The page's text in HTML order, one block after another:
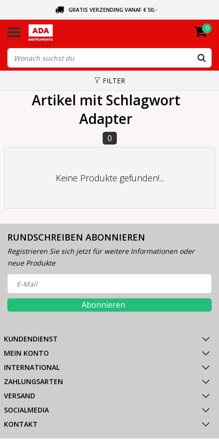
GRATIS VERZENDING VANAF € 50,-
VANDAAG BESTELD, VANDAAG VERZONDEN
0
FILTER
Artikel mit Schlagwort
Adapter
0
Keine Produkte gefunden!...
RUNDSCHREIBEN ABONNIEREN
Registrieren Sie sich jetzt für weitere Informationen oder
neue Produkte
Abonnieren
KUNDENDIENST
MEIN KONTO
INTERNATIONAL
ZAHLUNGSARTEN
VERSAND
SOCIALMEDIA
KONTAKT